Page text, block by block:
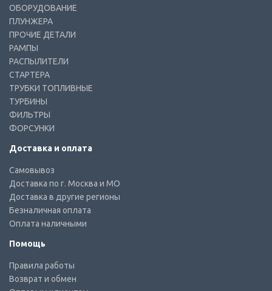
ОБОРУДОВАНИЕ
ПЛУНЖЕРА
ПРОЧИЕ ДЕТАЛИ
РАМПЫ
РАСПЫЛИТЕЛИ
СТАРТЕРА
ТРУБКИ ТОПЛИВНЫЕ
ТУРБИНЫ
ФИЛЬТРЫ
ФОРСУНКИ
Доставка и оплата
Самовывоз
Доставка по г. Москва и МО
Доставка в другие регионы
Безналичная оплата
Оплата наличными
Помощь
Правила работы
Возврат и обмен